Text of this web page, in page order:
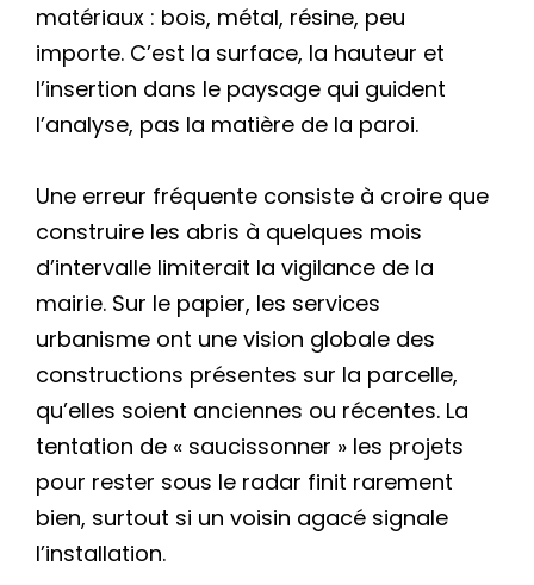
matériaux : bois, métal, résine, peu
importe. C’est la surface, la hauteur et
l’insertion dans le paysage qui guident
l’analyse, pas la matière de la paroi.
Une erreur fréquente consiste à croire que
construire les abris à quelques mois
d’intervalle limiterait la vigilance de la
mairie. Sur le papier, les services
urbanisme ont une vision globale des
constructions présentes sur la parcelle,
qu’elles soient anciennes ou récentes. La
tentation de « saucissonner » les projets
pour rester sous le radar finit rarement
bien, surtout si un voisin agacé signale
l’installation.